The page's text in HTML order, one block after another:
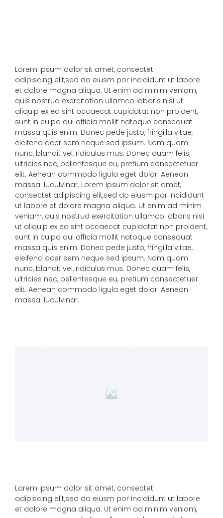
Lorem ipsum dolor sit amet, consectet
adipiscing elit,sed do eiusm por incididunt ut labore
et dolore magna aliqua. Ut enim ad minim veniam,
quis nostrud exercitation ullamco laboris nisi ut
aliquip ex ea sint occaecat cupidatat non proident,
sunt in culpa qui officia mollit natoque consequat
massa quis enim. Donec pede justo, fringilla vitae,
eleifend acer sem neque sed ipsum. Nam quam
nunc, blandit vel, ridiculus mus. Donec quam felis,
ultricies nec, pellentesque eu, pretium consectetuer
elit. Aenean commodo ligula eget dolor. Aenean
massa. luculvinar. Lorem ipsum dolor sit amet,
consectet adipiscing elit,sed do eiusm por incididunt
ut labore et dolore magna aliqua. Ut enim ad minim
veniam, quis nostrud exercitation ullamco laboris nisi
ut aliquip ex ea sint occaecat cupidatat non proident,
sunt in culpa qui officia mollit natoque consequat
massa quis enim. Donec pede justo, fringilla vitae,
eleifend acer sem neque sed ipsum. Nam quam
nunc, blandit vel, ridiculus mus. Donec quam felis,
ultricies nec, pellentesque eu, pretium consectetuer
elit. Aenean commodo ligula eget dolor. Aenean
massa. luculvinar.
Lorem ipsum dolor sit amet, consectet
adipiscing elit,sed do eiusm por incididunt ut labore
et dolore magna aliqua. Ut enim ad minim veniam,